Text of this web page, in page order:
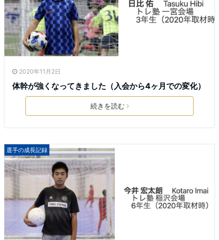
2020年11月2日
体幹が強くなってきました（入会から4ヶ月での変化）
続きを読む
選手の成長記録